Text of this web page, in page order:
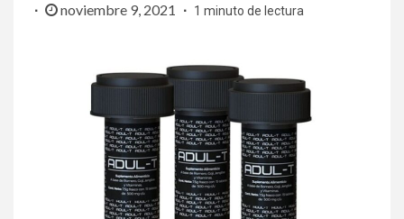
noviembre 9, 2021 1 minuto de lectura